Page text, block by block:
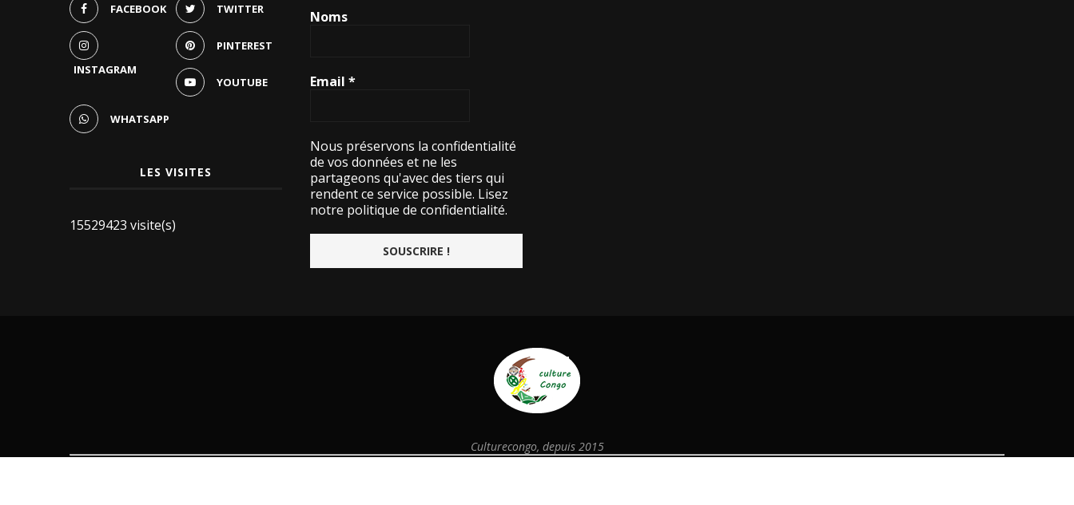
FACEBOOK TWITTER
INSTAGRAM
PINTEREST
YOUTUBE
WHATSAPP
LES VISITES
15529423 visite(s)
Noms
Email*
Nous préservons la confidentialité
de vos données et ne les
partageons qu'avec des tiers qui
rendent ce service possible. Lisez
notre politique de confidentialité.
Culturecongo, depuis 2015